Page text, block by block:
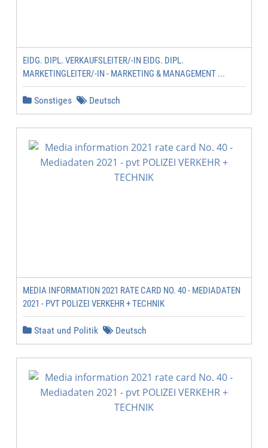
EIDG. DIPL. VERKAUFSLEITER/-IN EIDG. DIPL.
MARKETINGLEITER/-IN - MARKETING & MANAGEMENT ...
Sonstiges Deutsch
MEDIA INFORMATION 2021 RATE CARD NO. 40 - MEDIADATEN
2021 - PVT POLIZEI VERKEHR + TECHNIK
Staat und Politik Deutsch